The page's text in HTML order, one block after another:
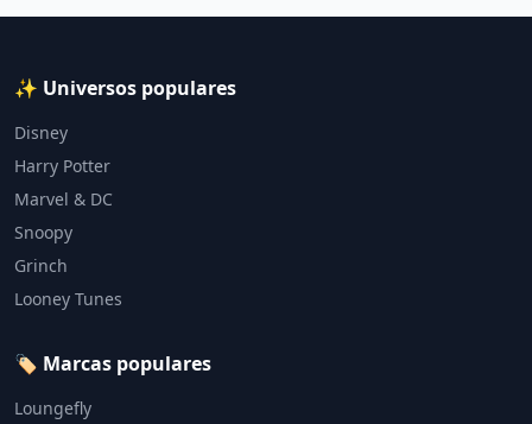
✨ Universos populares
Disney
Harry Potter
Marvel & DC
Snoopy
Grinch
Looney Tunes
🏷️ Marcas populares
Loungefly